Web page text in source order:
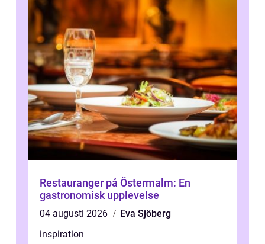
Restauranger på Östermalm: En
gastronomisk upplevelse
04 augusti 2026
Eva Sjöberg
inspiration